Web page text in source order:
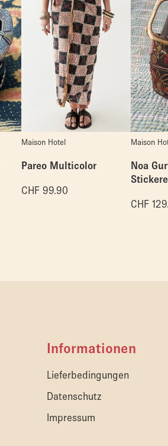
Maison Hotel
Pareo Multicolor
CHF 99.90
Maison
Noa
CHF
Informationen
Lieferbedingungen
Datenschutz
Impressum